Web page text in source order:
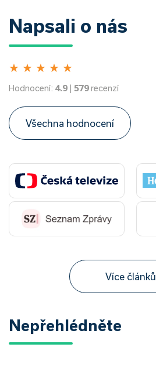
Napsali o nás
★ ★ ★ ★ ★
Hodnocení: 4.9 | 579recenzí
Všechna hodnocení
Více článků
Nepřehlédněte